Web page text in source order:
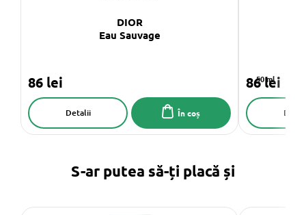
DIOR
Eau Sauvage
86 lei
În coș
Detalii
50 ml
86 lei
S-ar putea să-ți placă și